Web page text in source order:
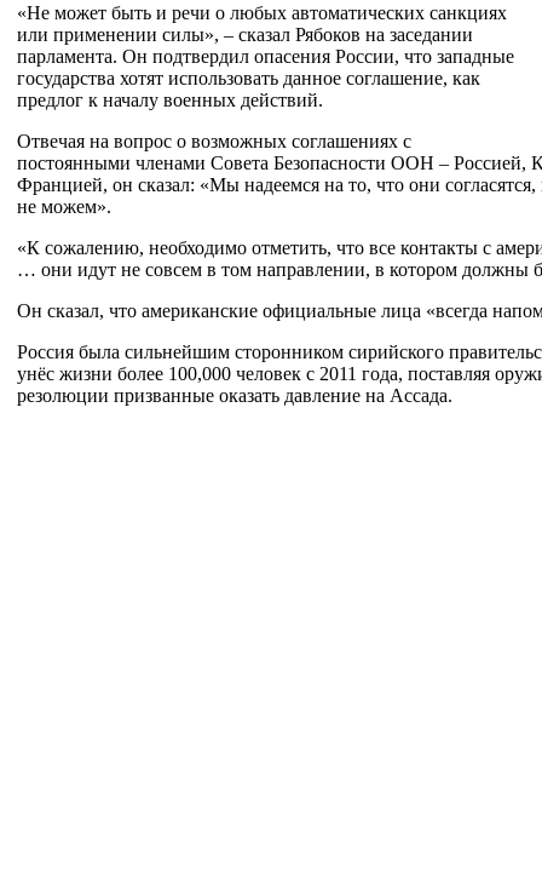
«Не может быть и речи о любых автоматических санкциях
или применении силы», – сказал Рябоков на заседании
парламента. Он подтвердил опасения России, что западные
государства хотят использовать данное соглашение, как
предлог к началу военных действий.
Отвечая на вопрос о возможных соглашениях с
постоянными членами Совета Безопасности ООН –
Францией, он сказал: «Мы надеемся на то, что они
не можем».
«К сожалению, необходимо отметить, что все контакты с
… они идут не совсем в том направлении, в котором должны
Он сказал, что американские официальные лица «всегда
Россия была сильнейшим сторонником сирийского
унёс жизни более 100,000 человек с 2011 года, поставляя
резолюции призванные оказать давление на Ассада.